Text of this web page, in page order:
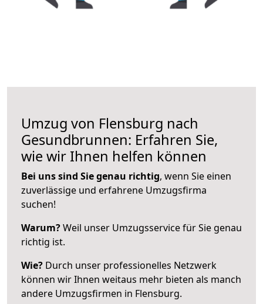
Umzug von Flensburg nach
Gesundbrunnen: Erfahren Sie,
wie wir Ihnen helfen können
Bei uns sind Sie genau richtig, wenn Sie einen
zuverlässige und erfahrene Umzugsfirma
suchen!
Warum?Weil unser Umzugsservice für Sie genau
richtig ist.
Wie? Durch unser professionelles Netzwerk
können wir Ihnen weitaus mehr bieten als manch
andere Umzugsfirmen in Flensburg.